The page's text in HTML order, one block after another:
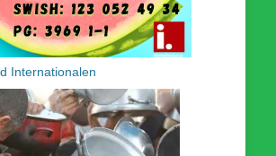
Internationalen